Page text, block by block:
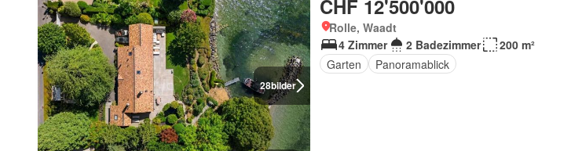
28bilder
CHF 12'500'000
Rolle, Waadt
4 Zimmer
2 Badezimmer
200 m²
Garten
Panoramablick